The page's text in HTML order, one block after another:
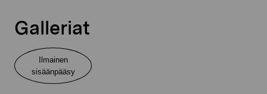
Galleriat
Ilmainen
sisäänpääsy